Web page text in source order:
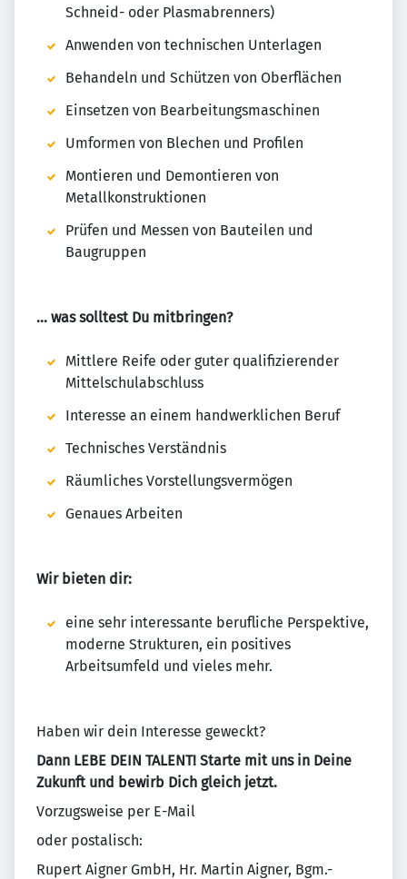
Schneid- oder Plasmabrenners)
Anwenden von technischen Unterlagen
Behandeln und Schützen von Oberflächen
Einsetzen von Bearbeitungsmaschinen
Umformen von Blechen und Profilen
Montieren und Demontieren von
Metallkonstruktionen
Prüfen und Messen von Bauteilen und
Baugruppen
… was solltest Du mitbringen?
Mittlere Reife oder guter qualifizierender
Mittelschulabschluss
Interesse an einem handwerklichen Beruf
Technisches Verständnis
Räumliches Vorstellungsvermögen
Genaues Arbeiten
Wir bieten dir:
eine sehr interessante berufliche Perspektive,
moderne Strukturen, ein positives
Arbeitsumfeld und vieles mehr.
Haben wir dein Interesse geweckt?
Dann LEBE DEIN TALENT! Starte mit uns in Deine
Zukunft und bewirb Dich gleich jetzt.
Vorzugsweise per E-Mail
oder postalisch:
Rupert Aigner GmbH, Hr. Martin Aigner, Bgm.-